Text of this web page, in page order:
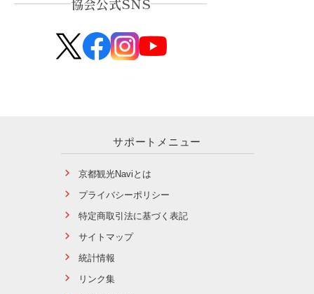
協会公式SNS
サポートメニュー
京都観光Naviとは
プライバシーポリシー
特定商取引法に基づく表記
サイトマップ
統計情報
リンク集